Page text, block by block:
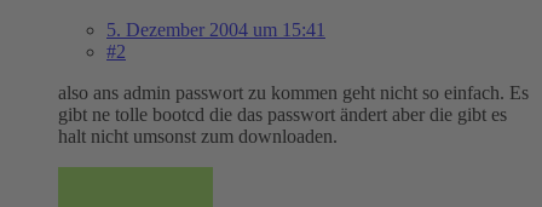
5. Dezember 2004 um 15:41
#2
also ans admin passwort zu kommen geht nicht so einfach. Es
gibt ne tolle bootcd die das passwort ändert aber die gibt es
halt nicht umsonst zum downloaden.